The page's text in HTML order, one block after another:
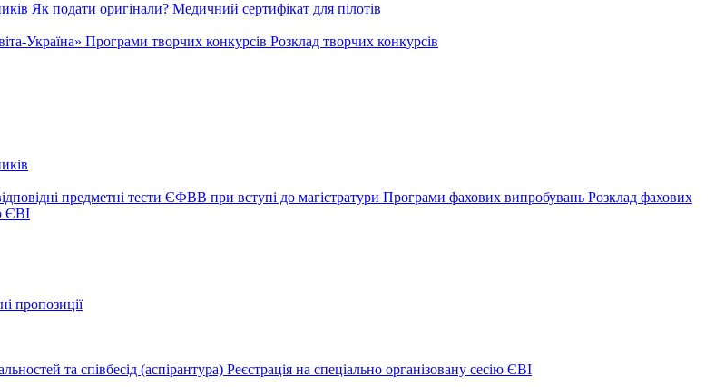
Як подати оригінали? Медичний сертифікат для пілотів
Україна» Програми творчих конкурсів Розклад творчих конкурсів
предметні тести ЄФВВ при вступі до магістратури Програми фахових випробувань Розклад фахових
ЄВІ
пропозиції
та співбесід (аспірантура) Реєстрація на спеціально організовану сесію ЄВІ